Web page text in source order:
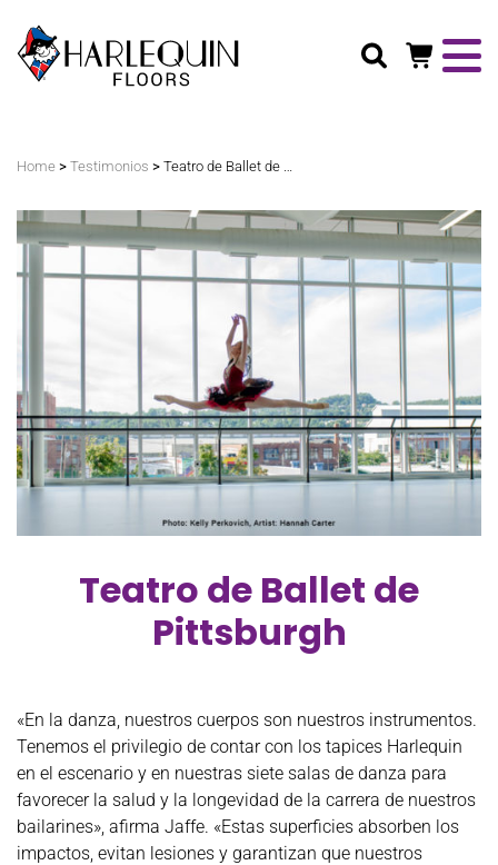
Home > Testimonios > Teatro de Ballet de Pittsburgh
Teatro de Ballet de
Pittsburgh
«En la danza, nuestros cuerpos son nuestros instrumentos.
Tenemos el privilegio de contar con los tapices Harlequin
en el escenario y en nuestras siete salas de danza para
favorecer la salud y la longevidad de la carrera de nuestros
bailarines», afirma Jaffe. «Estas superficies absorben los
impactos, evitan lesiones y garantizan que nuestros